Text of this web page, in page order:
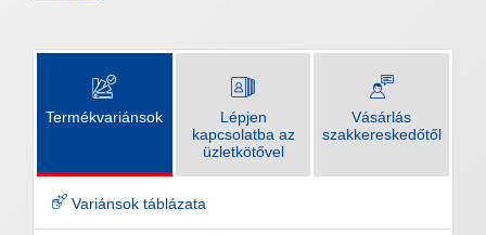
Termékvariánsok
Lépjen
kapcsolatba az
üzletkötővel
Vásárlás
szakkereskedőtől
Variánsok táblázata